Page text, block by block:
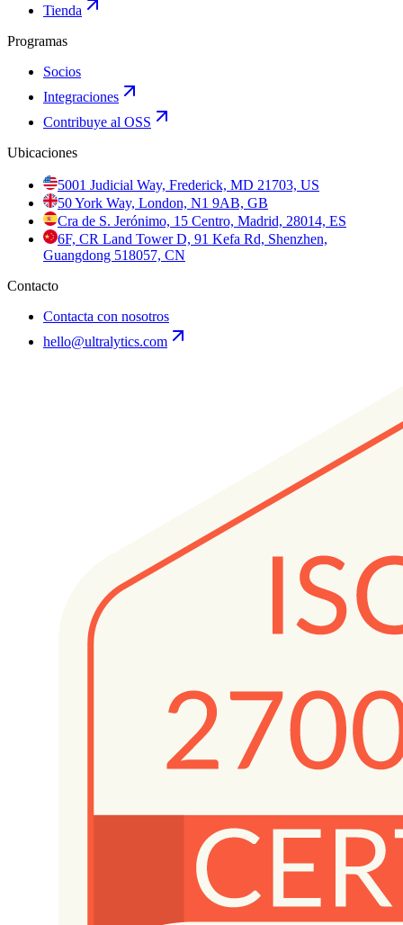
Tienda
Programas
Socios
Integraciones
Contribuye al OSS
Ubicaciones
5001 Judicial Way, Frederick, MD 21703, US
50 York Way, London, N1 9AB, GB
Cra de S. Jerónimo, 15 Centro, Madrid, 28014, ES
6F, CR Land Tower D, 91 Kefa Rd, Shenzhen,
Guangdong 518057, CN
Contacto
Contacta con nosotros
hello@ultralytics.com